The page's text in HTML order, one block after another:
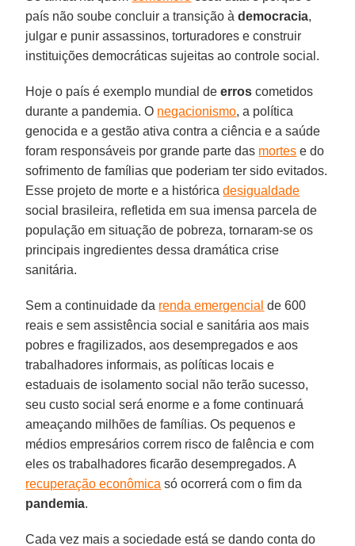
país não soube concluir a transição àdemocracia,
julgar e punir assassinos, torturadores e construir
instituições democráticas sujeitas ao controle social.
Hoje o país é exemplo mundial deerros cometidos
durante a pandemia. O negacionismo, a política
genocida e a gestão ativa contra a ciência e a saúde
foram responsáveis por grande parte das mortes e do
sofrimento de famílias que poderiam ter sido evitados.
Esse projeto de morte e a históricadesigualdade
social brasileira, refletida em sua imensa parcela de
população em situação de pobreza, tornaram-se os
principais ingredientes dessa dramática crise
sanitária.
Sem a continuidade da renda emergencial de 600
reais e sem assistência social e sanitária aos mais
pobres e fragilizados, aos desempregados e aos
trabalhadores informais, as políticas locais e
estaduais de isolamento social não terão sucesso,
seu custo social será enorme e a fome continuará
ameaçando milhões de famílias. Os pequenos e
médios empresários correm risco de falência e com
eles os trabalhadores ficarão desempregados. A
recuperação econômica só ocorrerá com o fim da
pandemia.
Cada vez mais a sociedade está se dando conta do